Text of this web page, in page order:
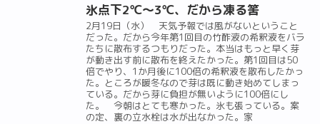
氷点下2℃～3℃、だから凍る筈
2月19日（水） 天気予報では風がないということ
だった。だから今年第1回目の竹酢液の希釈液をバラ
たちに散布するつもりだった。本当はもっと早く芽
が動き出す前に散布を終えたかった。第1回目は50
倍でやり、1か月後に100倍の希釈液を散布したかっ
た。ところが暖冬なので芽は既に動き始めてしまっ
ている。だから芽に負担が無いように100倍にし
た。 今朝はとても寒かった。氷も張っている。案
の定、裏の立水栓は水が出なかった。家